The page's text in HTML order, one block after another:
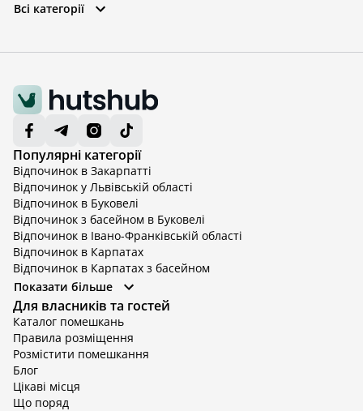
Всі категорії
Популярні категорії
Відпочинок в Закарпатті
Відпочинок у Львівській області
Відпочинок в Буковелі
Відпочинок з басейном в Буковелі
Відпочинок в Івано-Франківській області
Відпочинок в Карпатах
Відпочинок в Карпатах з басейном
Відпочинок в Київській області
Відпочинок в Київській області з басейном
Відпочинок в Тернопільській області
Відпочинок у Вінницькій області
Відпочинок в Яремче
Відпочинок у Львівській області з басейном
Відпочинок з басейном в Тернопільській області
Показати більше
Для власників та гостей
Каталог помешкань
Правила розміщення
Розмістити помешкання
Блог
Цікаві місця
Що поряд